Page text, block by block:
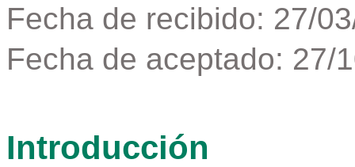
Fecha de recibido: 27/
Fecha de aceptado: 27/
Introducción